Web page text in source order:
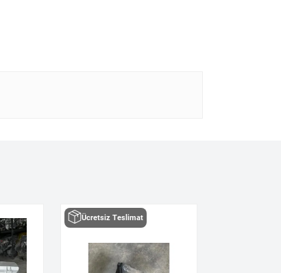
Ücretsiz Teslimat